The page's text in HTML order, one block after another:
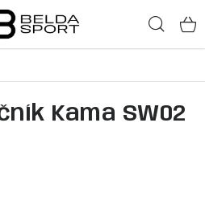
Kama SW02